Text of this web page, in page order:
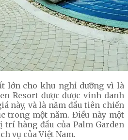
lớn cho khu nghỉ dưỡng vì là
Resort được được vinh danh
này, và là năm đầu tiên chiến
trong một năm. Điều này một
hàng đầu của Palm Garden
vụ của Việt Nam.